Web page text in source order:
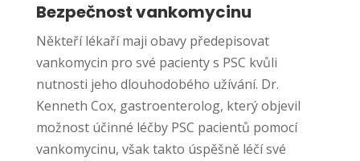
Bezpečnost vankomycinu
Někteří lékaří maji obavy předepisovat
vankomycin pro své pacienty s PSC kvůli
nutnosti jeho dlouhodobého užívání. Dr.
Kenneth Cox, gastroenterolog, který objevil
možnost účinné léčby PSC pacientů pomocí
vankomycinu, však takto úspěšně léčí své